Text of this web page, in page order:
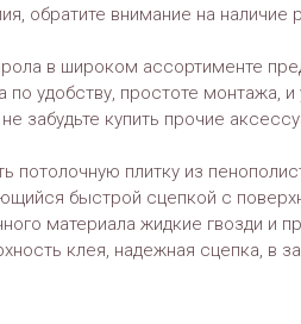
обратите внимание на
в широком ассортименте
по удобству, простоте монтажа,
забудьте купить прочие
плитку из
быстрой сцепкой с
материала жидкие гвозди и
клея, надежная сцепка, в